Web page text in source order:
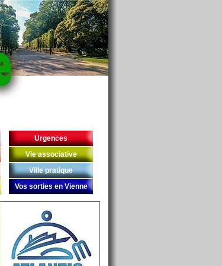
Urgences
Vie associative
Ville pratique
Vos sorties en Vienne